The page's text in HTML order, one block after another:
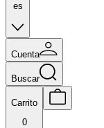
es
Cuenta
Buscar
Carrito
0